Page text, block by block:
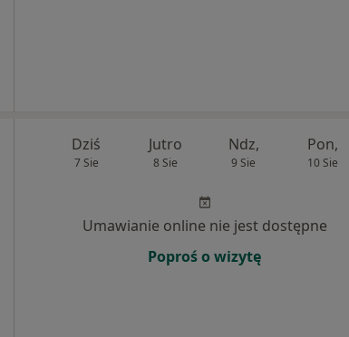
Dziś
7 Sie
Jutro
8 Sie
Ndz,
9 Sie
Pon,
10 Sie
Umawianie online nie jest dostępne
Poproś o wizytę